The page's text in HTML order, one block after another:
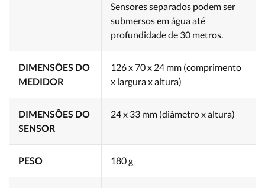
Sensores separados podem ser
submersos em água até
profundidade de 30 metros.
DIMENSÕES DO
MEDIDOR
126 x 70 x 24 mm (comprimento
x largura x altura)
DIMENSÕES DO
SENSOR
24 x 33 mm (diâmetro x altura)
PESO 180 g